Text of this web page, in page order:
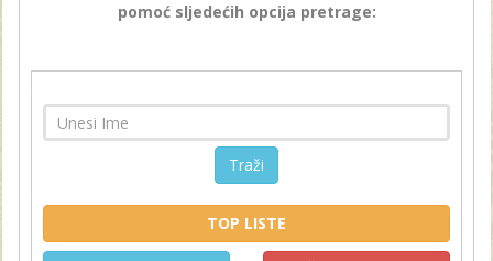
pomoć sljedećih opcija pretrage:
Traži
TOP LISTE